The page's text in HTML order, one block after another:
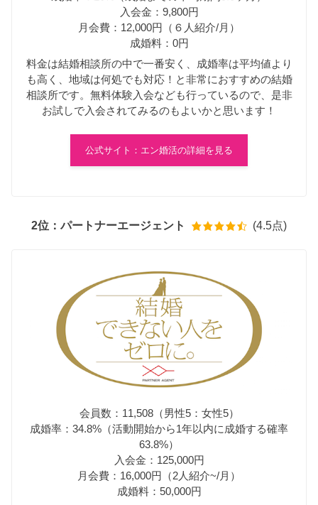
入会金：9,800円
月会費：12,000円（６人紹介/月）
成婚料：0円
料金は結婚相談所の中で一番安く、成婚率は平均値より
も高く、地域は何処でも対応！と非常におすすめの結婚
相談所です。無料体験入会なども行っているので、是非
お試しで入会されてみるのもよいかと思います！
公式サイト：エン婚活の詳細を見る
2位：パートナーエージェント (4.5点)
会員数：11,508（男性5：女性5）
成婚率：34.8%（活動開始から1年以内に成婚する確率
63.8%）
入会金：125,000円
月会費：16,000円（2人紹介~/月）
成婚料：50,000円